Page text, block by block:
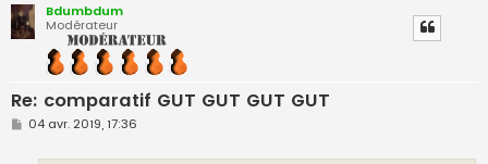
Bdumbdum
Modérateur
Re: comparatif GUT GUT GUT GUT
M
04 avr. 2019, 17:36